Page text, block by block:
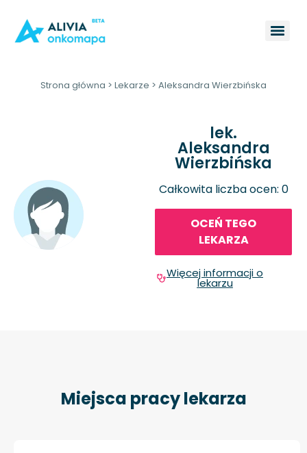
Strona główna > Lekarze > Aleksandra Wierzbińska
lek.
Aleksandra
Wierzbińska
Całkowita liczba ocen: 0
OCEŃ TEGO
LEKARZA
Więcej informacji o
lekarzu
Miejsca pracy lekarza